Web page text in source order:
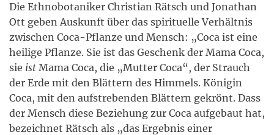
Die Ethnobotaniker Christian Rätsch und Jonathan
Ott geben Auskunft über das spirituelle Verhältnis
zwischen Coca-Pflanze und Mensch: „Coca ist eine
heilige Pflanze. Sie ist das Geschenk der Mama Coca,
sie ist Mama Coca, die „Mutter Coca“, der Strauch
der Erde mit den Blättern des Himmels. Königin
Coca, mit den aufstrebenden Blättern gekrönt. Dass
der Mensch diese Beziehung zur Coca aufgebaut hat,
bezeichnet Rätsch als „das Ergebnis einer